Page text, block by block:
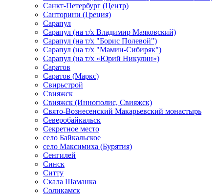
Санкт-Петербург (Центр)
Санторини (Греция)
Сарапул
Сарапул (на т/х Владимир Маяковский)
Сарапул (на т/х "Борис Полевой")
Сарапул (на т/х "Мамин-Сибиряк")
Сарапул (на т/х «Юрий Никулин»)
Саратов
Саратов (Маркс)
Свирьстрой
Свияжск
Свияжск (Иннополис, Свияжск)
Свято-Вознесенский Макарьевский монастырь
Северобайкальск
Секретное место
село Байкальское
село Максимиха (Бурятия)
Сенгилей
Синск
Ситту
Скала Шаманка
Соликамск